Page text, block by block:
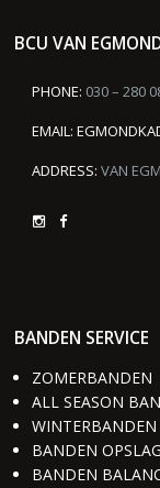
BCU VAN
PHONE: 030 – 280
EMAIL:
ADDRESS: VAN
BANDEN SERVICE
ZOMERBANDEN
ALL SEASON
WINTERBANDEN
BANDEN
BANDEN